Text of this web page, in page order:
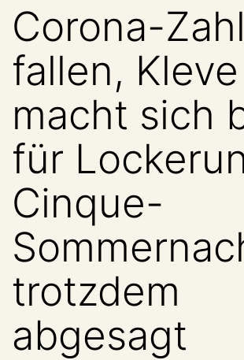
Corona-
fallen, Kleve
macht sich
für
Cinque-
trotzdem
abgesagt